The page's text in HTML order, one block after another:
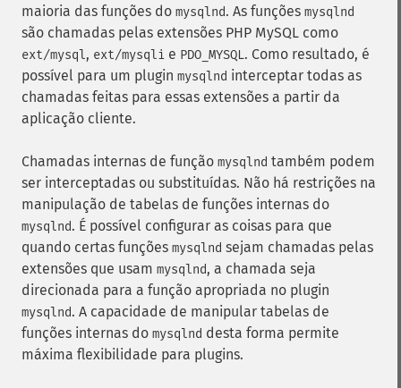
maioria das funções do mysqlnd. As funções mysqlnd
são chamadas pelas extensões PHP MySQL como
ext/mysql, ext/mysqli e PDO_MYSQL. Como resultado, é
possível para um plugin mysqlnd interceptar todas as
chamadas feitas para essas extensões a partir da
aplicação cliente.
Chamadas internas de função mysqlnd também podem
ser interceptadas ou substituídas. Não há restrições na
manipulação de tabelas de funções internas do
mysqlnd. É possível configurar as coisas para que
quando certas funções mysqlnd sejam chamadas pelas
extensões que usam mysqlnd, a chamada seja
direcionada para a função apropriada no plugin
mysqlnd. A capacidade de manipular tabelas de
funções internas do mysqlnd desta forma permite
máxima flexibilidade para plugins.